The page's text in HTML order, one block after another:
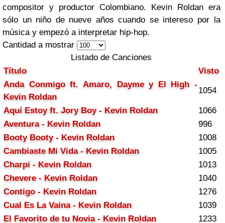
compositor y productor Colombiano. Kevin Roldan era
sólo un niño de nueve años cuando se intereso por la
música y empezó a interpretar hip-hop.
Cantidad a mostrar
Listado de Canciones
Título
Visto
Anda Conmigo ft. Amaro, Dayme y El High -
Kevin Roldan
1054
Aquí Estoy ft. Jory Boy - Kevin Roldan
1066
Aventura - Kevin Roldan
996
Booty Booty - Kevin Roldan
1008
Cambiaste Mi Vida - Kevin Roldan
1005
Charpi - Kevin Roldan
1013
Chevere - Kevin Roldan
1040
Contigo - Kevin Roldan
1276
Cual Es La Vaina - Kevin Roldan
1039
El Favorito de tu Novia - Kevin Roldan
1233